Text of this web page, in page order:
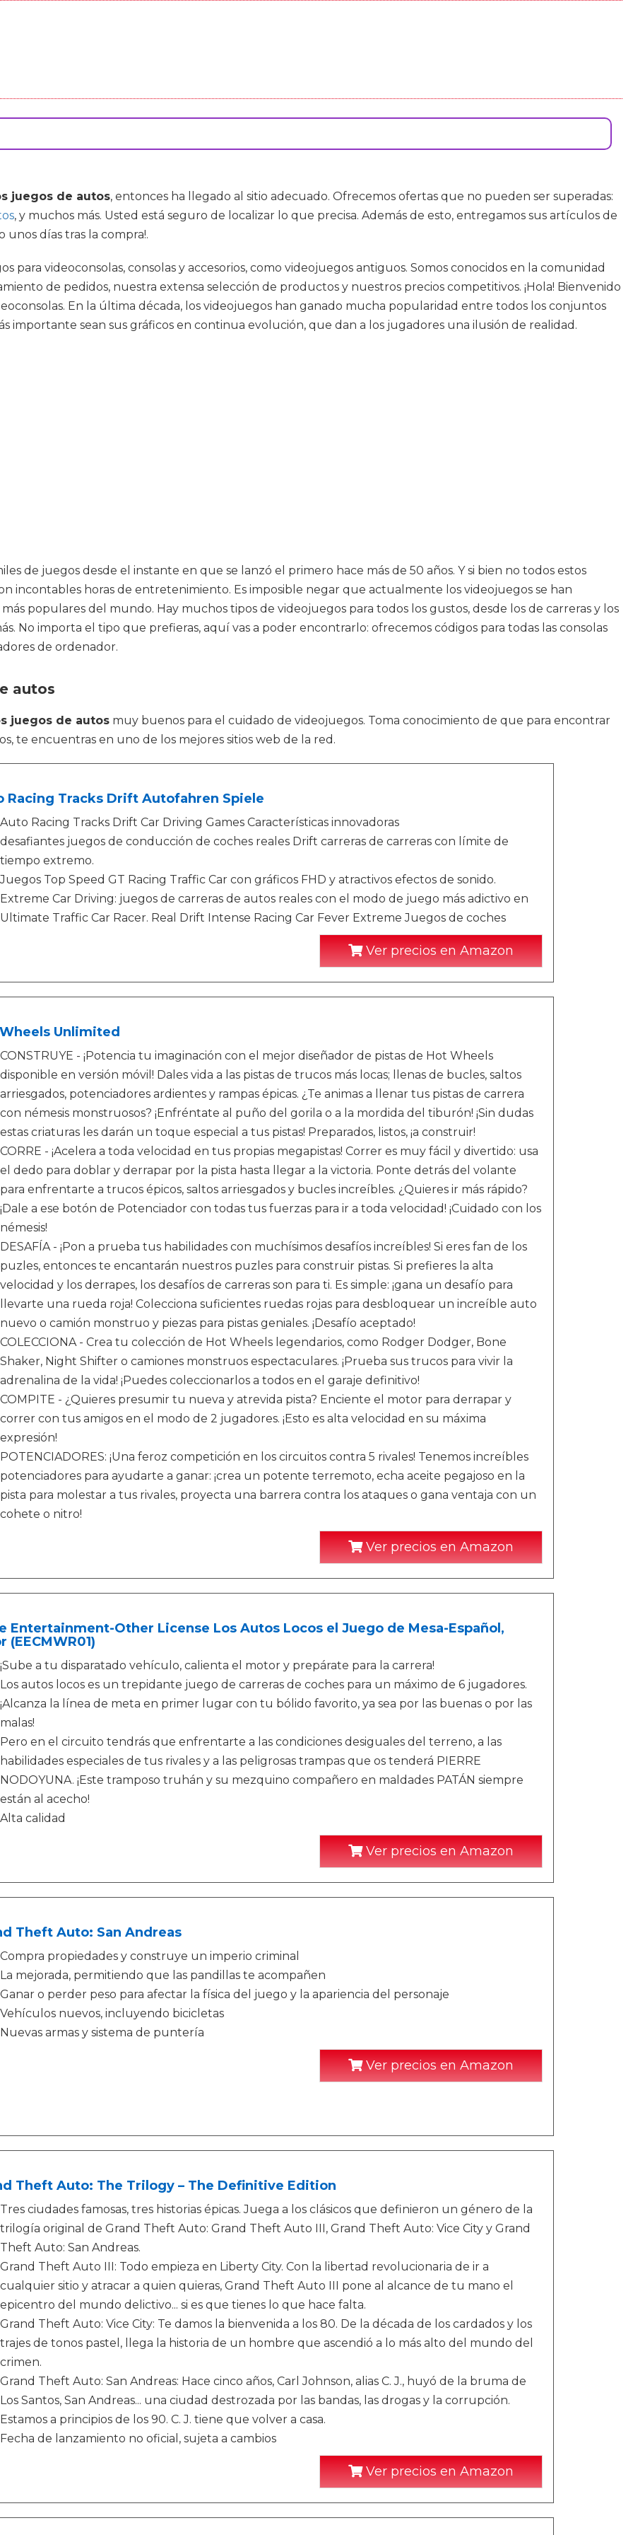
juegos de autos, entonces ha llegado al sitio adecuado. Ofrecemos ofertas que no pueden ser superadas:
, y muchos más. Usted está seguro de localizar lo que precisa. Además de esto, entregamos sus artículos de
unos días tras la compra!.
videoconsolas, consolas y accesorios, como videojuegos antiguos. Somos conocidos en la comunidad
de pedidos, nuestra extensa selección de productos y nuestros precios competitivos. ¡Hola! Bienvenido
En la última década, los videojuegos han ganado mucha popularidad entre todos los conjuntos
importante sean sus gráficos en continua evolución, que dan a los jugadores una ilusión de realidad.
de juegos desde el instante en que se lanzó el primero hace más de 50 años. Y si bien no todos estos
incontables horas de entretenimiento. Es imposible negar que actualmente los videojuegos se han
populares del mundo. Hay muchos tipos de videojuegos para todos los gustos, desde los de carreras y los
No importa el tipo que prefieras, aquí vas a poder encontrarlo: ofrecemos códigos para todas las consolas
de ordenador.
autos
juegos de autos muy buenos para el cuidado de videojuegos. Toma conocimiento de que para encontrar
te encuentras en uno de los mejores sitios web de la red.
Racing Tracks Drift Autofahren Spiele
Auto Racing Tracks Drift Car Driving Games Características innovadoras
desafiantes juegos de conducción de coches reales Drift carreras de carreras con límite de
tiempo extremo.
Juegos Top Speed ​​GT Racing Traffic Car con gráficos FHD y atractivos efectos de sonido.
Extreme Car Driving: juegos de carreras de autos reales con el modo de juego más adictivo en
Ultimate Traffic Car Racer. Real Drift Intense Racing Car Fever Extreme Juegos de coches
Ver precios en Amazon
Unlimited
CONSTRUYE - ¡Potencia tu imaginación con el mejor diseñador de pistas de Hot Wheels
disponible en versión móvil! Dales vida a las pistas de trucos más locas; llenas de bucles, saltos
arriesgados, potenciadores ardientes y rampas épicas. ¿Te animas a llenar tus pistas de carrera
con némesis monstruosos? ¡Enfréntate al puño del gorila o a la mordida del tiburón! ¡Sin dudas
estas criaturas les darán un toque especial a tus pistas! Preparados, listos, ¡a construir!
CORRE - ¡Acelera a toda velocidad en tus propias megapistas! Correr es muy fácil y divertido: usa
el dedo para doblar y derrapar por la pista hasta llegar a la victoria. Ponte detrás del volante
para enfrentarte a trucos épicos, saltos arriesgados y bucles increíbles. ¿Quieres ir más rápido?
¡Dale a ese botón de Potenciador con todas tus fuerzas para ir a toda velocidad! ¡Cuidado con los
némesis!
DESAFÍA - ¡Pon a prueba tus habilidades con muchísimos desafíos increíbles! Si eres fan de los
puzles, entonces te encantarán nuestros puzles para construir pistas. Si prefieres la alta
velocidad y los derrapes, los desafíos de carreras son para ti. Es simple: ¡gana un desafío para
llevarte una rueda roja! Colecciona suficientes ruedas rojas para desbloquear un increíble auto
nuevo o camión monstruo y piezas para pistas geniales. ¡Desafío aceptado!
COLECCIONA - Crea tu colección de Hot Wheels legendarios, como Rodger Dodger, Bone
Shaker, Night Shifter o camiones monstruos espectaculares. ¡Prueba sus trucos para vivir la
adrenalina de la vida! ¡Puedes coleccionarlos a todos en el garaje definitivo!
COMPITE - ¿Quieres presumir tu nueva y atrevida pista? Enciente el motor para derrapar y
correr con tus amigos en el modo de 2 jugadores. ¡Esto es alta velocidad en su máxima
expresión!
POTENCIADORES: ¡Una feroz competición en los circuitos contra 5 rivales! Tenemos increíbles
potenciadores para ayudarte a ganar: ¡crea un potente terremoto, echa aceite pegajoso en la
pista para molestar a tus rivales, proyecta una barrera contra los ataques o gana ventaja con un
cohete o nitro!
Ver precios en Amazon
Entertainment-Other License Los Autos Locos el Juego de Mesa-Español,
(EECMWR01)
¡Sube a tu disparatado vehículo, calienta el motor y prepárate para la carrera!
Los autos locos es un trepidante juego de carreras de coches para un máximo de 6 jugadores.
¡Alcanza la línea de meta en primer lugar con tu bólido favorito, ya sea por las buenas o por las
malas!
Pero en el circuito tendrás que enfrentarte a las condiciones desiguales del terreno, a las
habilidades especiales de tus rivales y a las peligrosas trampas que os tenderá PIERRE
NODOYUNA. ¡Este tramposo truhán y su mezquino compañero en maldades PATÁN siempre
están al acecho!
Alta calidad
Ver precios en Amazon
Theft Auto: San Andreas
Compra propiedades y construye un imperio criminal
La mejorada, permitiendo que las pandillas te acompañen
Ganar o perder peso para afectar la física del juego y la apariencia del personaje
Vehículos nuevos, incluyendo bicicletas
Nuevas armas y sistema de puntería
Ver precios en Amazon
Theft Auto: The Trilogy – The Definitive Edition
Tres ciudades famosas, tres historias épicas. Juega a los clásicos que definieron un género de la
trilogía original de Grand Theft Auto: Grand Theft Auto III, Grand Theft Auto: Vice City y Grand
Theft Auto: San Andreas.
Grand Theft Auto III: Todo empieza en Liberty City. Con la libertad revolucionaria de ir a
cualquier sitio y atracar a quien quieras, Grand Theft Auto III pone al alcance de tu mano el
epicentro del mundo delictivo... si es que tienes lo que hace falta.
Grand Theft Auto: Vice City: Te damos la bienvenida a los 80. De la década de los cardados y los
trajes de tonos pastel, llega la historia de un hombre que ascendió a lo más alto del mundo del
crimen.
Grand Theft Auto: San Andreas: Hace cinco años, Carl Johnson, alias C. J., huyó de la bruma de
Los Santos, San Andreas... una ciudad destrozada por las bandas, las drogas y la corrupción.
Estamos a principios de los 90. C. J. tiene que volver a casa.
Fecha de lanzamiento no oficial, sujeta a cambios
Ver precios en Amazon